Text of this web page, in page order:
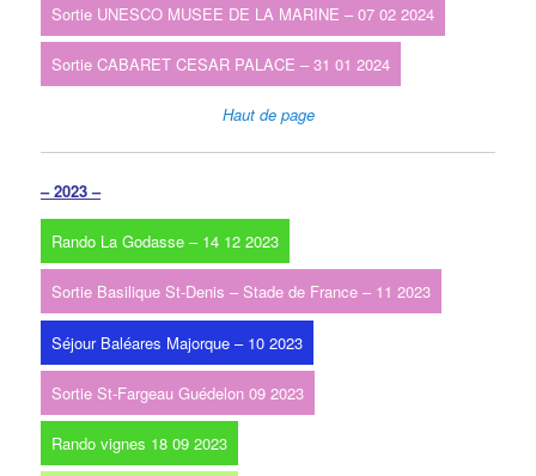
Sortie UNESCO MUSEE DE LA MARINE – 07 02 2024
Sortie CABARET CESAR PALACE – 31 01 2024
Haut de page
– 2023 –
Rando La Godasse – 14 12 2023
Sortie Basilique St-Denis – Stade de France – 11 2023
Séjour Baléares Majorque – 10 2023
Sortie St-Fargeau Guédelon 09 2023
Rando vignes 18 09 2023